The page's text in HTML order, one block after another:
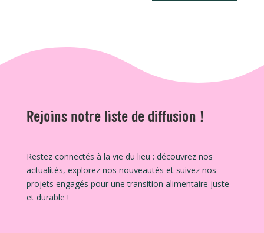
Rejoins notre liste de diffusion !
Restez connectés à la vie du lieu : découvrez nos
actualités, explorez nos nouveautés et suivez nos
projets engagés pour une transition alimentaire juste
et durable !